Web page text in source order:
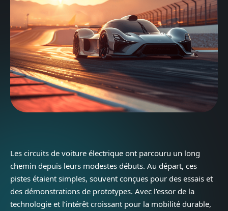
Les circuits de voiture électrique ont parcouru un long
chemin depuis leurs modestes débuts. Au départ, ces
pistes étaient simples, souvent conçues pour des essais et
des démonstrations de prototypes. Avec l’essor de la
technologie et l’intérêt croissant pour la mobilité durable,